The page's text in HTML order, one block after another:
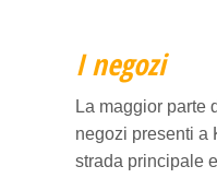
I negozi
La maggior parte
negozi presenti a
strada principale